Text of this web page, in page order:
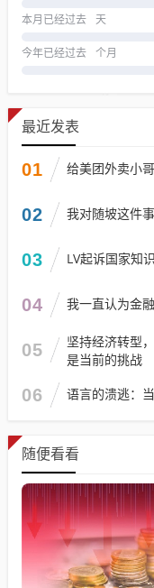
本月已经过去 天
今年已经过去 个月
最近发表
01 给美团外卖小
02 我对随坡这件
03 LV起诉国家知
04 我一直认为金
05
坚持经济转型
是当前的挑战
06 语言的溃逃：
随便看看